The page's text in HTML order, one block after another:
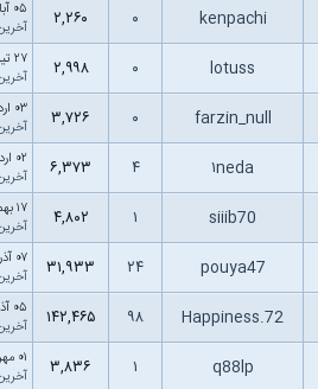
kenpachi ۰ ۲,۲۶۰
۰۵ آبان ۱۴۰۰ ۱۱:۱۹ ب.ظ
lotuss ۰ ۲,۹۹۸
۲۷ تیر ۱۴۰۰ ۰۴:۰۶ ب.ظ
farzin_null ۰ ۳,۷۲۶
۰۳ اردیبهشت ۱۴۰۰ ۰۴:۳۷ ب.ظ
۱neda ۴ ۶,۳۷۳
۰۲ اردیبهشت ۱۴۰۰ ۱۲:۳۹ ب.ظ
siiib70 ۴,۸۰۲
۱۷ بهمن ۱۳۹۹ ۱۱:۳۲ ب.ظ
pouya47 ۲۴ ۳۱,۹۳۳
۰۷ آذر ۱۳۹۹ ۰۵:۵۲ ب.ظ
Happiness.72 ۹۸ ۱۴۲,۴۶۵
۰۵ آذر ۱۳۹۹ ۰۵:۰۵ ب.ظ
q88lp ۳,۸۳۶
۰۱ مهر ۱۳۹۹ ۱۲:۰۵ ب.ظ